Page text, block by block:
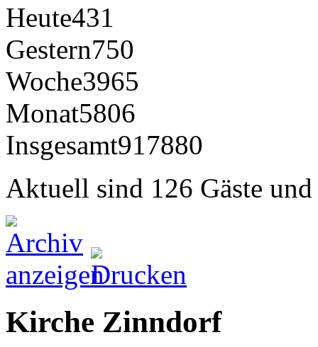
Heute431
Gestern750
Woche3965
Monat5806
Insgesamt917880
Aktuell sind 126 Gäste
Kirche Zinndorf